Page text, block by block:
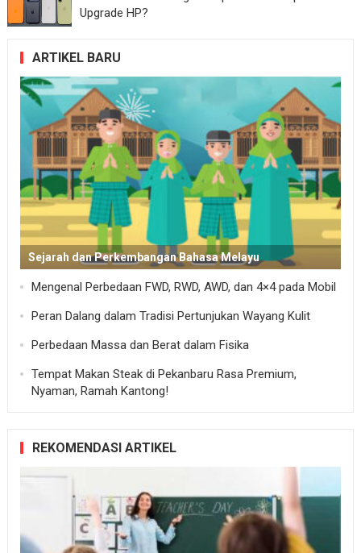
Upgrade HP?
ARTIKEL BARU
Sejarah dan Perkembangan Bahasa Melayu
Mengenal Perbedaan FWD, RWD, AWD, dan 4×4 pada Mobil
Peran Dalang dalam Tradisi Pertunjukan Wayang Kulit
Perbedaan Massa dan Berat dalam Fisika
Tempat Makan Steak di Pekanbaru Rasa Premium,
Nyaman, Ramah Kantong!
REKOMENDASI ARTIKEL